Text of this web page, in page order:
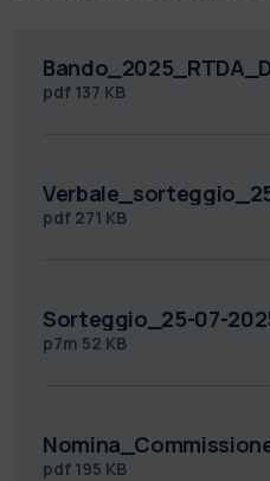
pdf 137 KB
pdf 271 KB
Sorteggio_25-07-
p7m 52 KB
pdf 195 KB